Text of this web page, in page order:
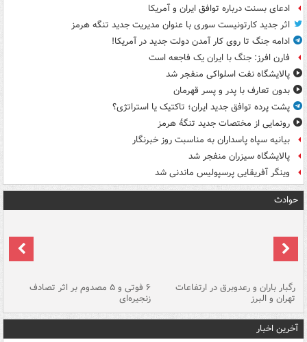
ادعای بسنت درباره توافق ایران و آمریکا
اثر جدید کارتونیست سوری با عنوان مدیریت جدید تنگه هرمز
ادامه جنگ تا روی کار آمدن دولت جدید در آمریکا!
فارن افرز: جنگ با ایران یک فاجعه است
پالایشگاه نفت اسلواکی منفجر شد
بدون تعارف با پدر و پسر قهرمان
پشت پرده توافق جدید ایران؛ تاکتیک یا استراتژی؟
رونمایی از مختصات جدید تنگۀ هرمز
بیانیه سپاه پاسداران به مناسبت روز خبرنگار
پالایشگاه سیزران منفجر شد
وینگر آفریقایی پرسپولیس ماندنی شد
حوادث
رگبار باران و رعدوبرق در ارتفاعات
تهران و البرز
۶ فوتی و ۵ مصدوم بر اثر تصادف
زنجیره‌ای
آخرین اخبار